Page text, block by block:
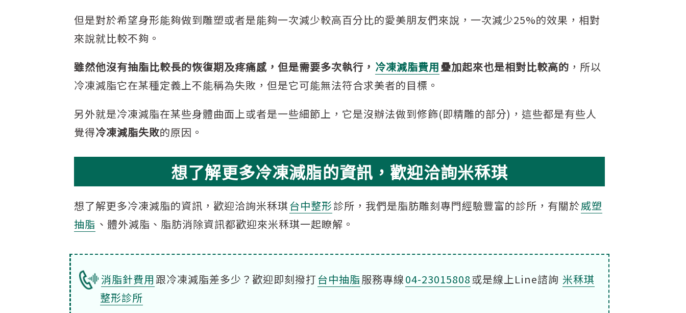
但是對於希望身形能夠做到雕塑或者是能夠一次減少較高百分比的愛美朋友們來說，一次減少25%的效果，相對
來說就比較不夠。
雖然他沒有抽脂比較長的恢復期及疼痛感，但是需要多次執行， 冷凍減脂費用疊加起來也是相對比較高的 ，所以
冷凍減脂它在某種定義上不能稱為失敗，但是它可能無法符合求美者的目標。
另外就是冷凍減脂在某些身體曲面上或者是一些細節上，它是沒辦法做到修飾(即精雕的部分)，這些都是有些人
覺得冷凍減脂失敗的原因。
想了解更多冷凍減脂的資訊，歡迎洽詢米秝琪
想了解更多冷凍減脂的資訊，歡迎洽詢米秝琪 台中整形診所，我們是脂肪雕刻專門經驗豐富的診所，有關於威塑
抽脂 、體外減脂、脂肪消除資訊都歡迎來米秝琪一起瞭解。
消脂針費用 跟冷凍減脂差多少？歡迎即刻撥打台中抽脂服務專線04-23015808或是線上Line諮詢 米秝琪
整形診所